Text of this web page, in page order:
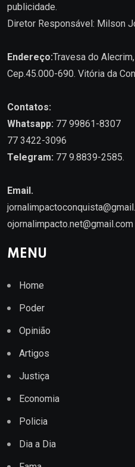
publicidade.
Diretor Responsável: Milson
Endereço:Travesa do
Cep.45.000-690. Vitória da
Contatos:
Whatsapp: 77 99861-8307
77 3422-3096
Telegram: 77 9.8839-2585.
Email.
ojornalimpacto.net@gmail.com
MENU
Home
Poder
Opinião
Artigos
Justiça
Economia
Policia
Dia a Dia